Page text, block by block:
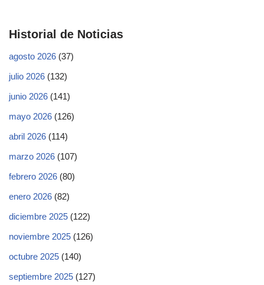
Historial de Noticias
agosto 2026 (37)
julio 2026 (132)
junio 2026 (141)
mayo 2026 (126)
abril 2026 (114)
marzo 2026 (107)
febrero 2026 (80)
enero 2026 (82)
diciembre 2025 (122)
noviembre 2025 (126)
octubre 2025 (140)
septiembre 2025 (127)